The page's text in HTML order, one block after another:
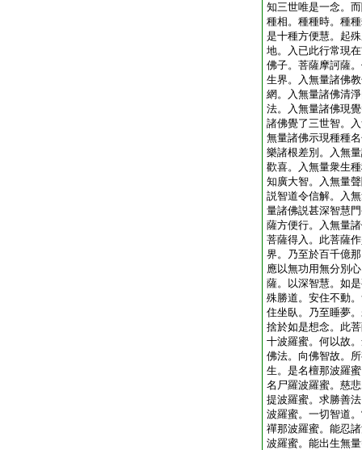
知三世唯是一念。
種相。種種時。種
是十種方便慧。起
地。入已此行常現
佛子。菩薩摩訶薩
生界。入無量諸佛
網。入無量諸佛清
法。入無量諸佛現
諸佛覺了三世智。
無量諸佛示現種種
樂諸根差別。入無
歡喜。入無量衆生
知廣大智。入無量
説智道令信解。入
量諸佛説甚深智慧
薩方便行。入無量
菩薩得入。此菩薩
界。乃至於百千億
應以無功用無分別
薩。以深智慧。如
殊勝道。安住不動
住坐臥。乃至睡夢
捨於如是想念。此
十波羅蜜。何以故
佛法。向佛智故。
生。是名檀那波羅
名尸羅波羅蜜。慈
提波羅蜜。求勝善
波羅蜜。一切智道
禪那波羅蜜。能忍
波羅蜜。能出生無